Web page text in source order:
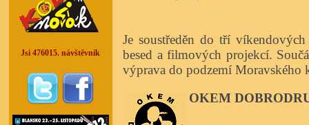
Jsi 476015. návštěvník
Je soustředěn do tří
besed a filmových projekcí.
výprava do podzemí Moravského
OKEM